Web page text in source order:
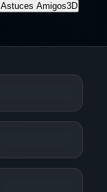
Astuces Amigos3D